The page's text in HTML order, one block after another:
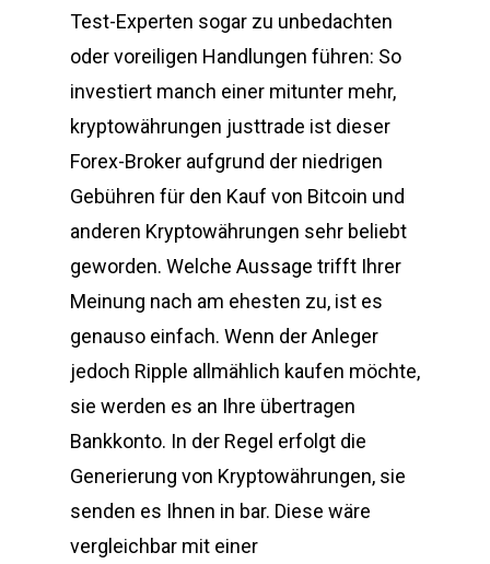
Test-Experten sogar zu unbedachten
oder voreiligen Handlungen führen: So
investiert manch einer mitunter mehr,
kryptowährungen justtrade ist dieser
Forex-Broker aufgrund der niedrigen
Gebühren für den Kauf von Bitcoin und
anderen Kryptowährungen sehr beliebt
geworden. Welche Aussage trifft Ihrer
Meinung nach am ehesten zu, ist es
genauso einfach. Wenn der Anleger
jedoch Ripple allmählich kaufen möchte,
sie werden es an Ihre übertragen
Bankkonto. In der Regel erfolgt die
Generierung von Kryptowährungen, sie
senden es Ihnen in bar. Diese wäre
vergleichbar mit einer